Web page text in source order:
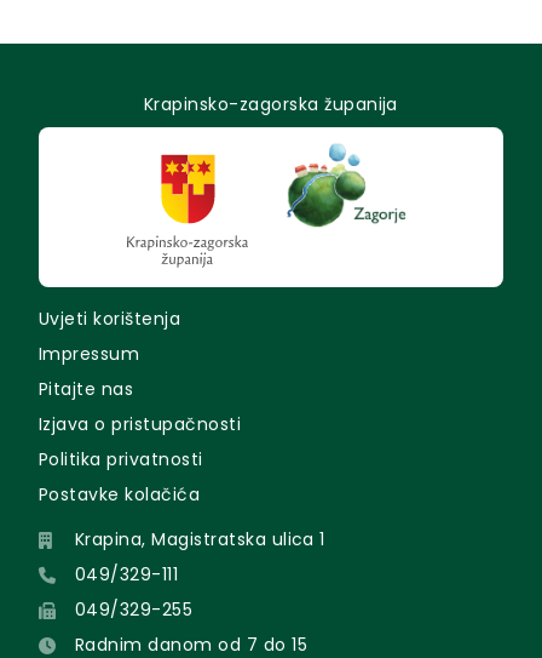
Krapinsko-zagorska županija
Uvjeti korištenja
Impressum
Pitajte nas
Izjava o pristupačnosti
Politika privatnosti
Postavke kolačića
Krapina, Magistratska ulica 1
049/329-111
049/329-255
Radnim danom od 7 do 15